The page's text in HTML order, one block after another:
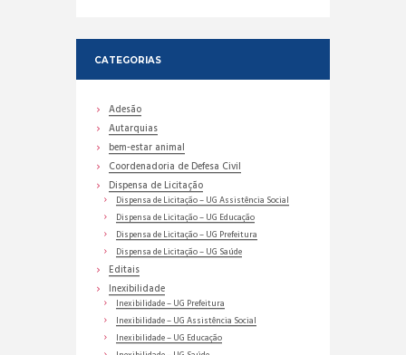
CATEGORIAS
Adesão
Autarquias
bem-estar animal
Coordenadoria de Defesa Civil
Dispensa de Licitação
Dispensa de Licitação – UG Assistência Social
Dispensa de Licitação – UG Educação
Dispensa de Licitação – UG Prefeitura
Dispensa de Licitação – UG Saúde
Editais
Inexibilidade
Inexibilidade – UG Prefeitura
Inexibilidade – UG Assistência Social
Inexibilidade – UG Educação